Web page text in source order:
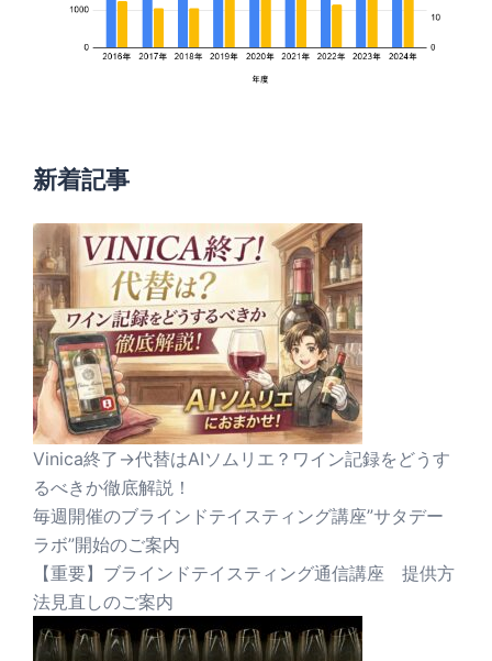
新着記事
Vinica終了→代替はAIソムリエ？ワイン記録をどうす
るべきか徹底解説！
毎週開催のブラインドテイスティング講座”サタデー
ラボ”開始のご案内
【重要】ブラインドテイスティング通信講座 提供方
法見直しのご案内